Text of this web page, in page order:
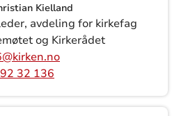
Kielland
avdeling for kirkefag
og Kirkerådet
32 136